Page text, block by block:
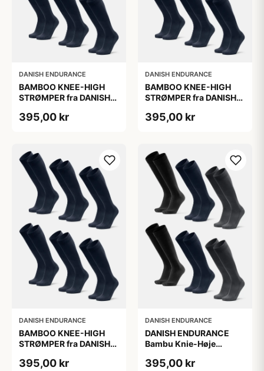
DANISH ENDURANCE
BAMBOO KNEE-HIGH
STRØMPER fra DANISH
6-Pak, Knæhøj, Bambus,
OEKO-TEX® STANDARD
100 cert.
395,00 kr
DANISH ENDURANCE
BAMBOO KNEE-HIGH
STRØMPER fra DANISH
6-Pak, Knæhøj, Bambus,
OEKO-TEX® STANDARD
100 cert.
395,00 kr
DANISH ENDURANCE
BAMBOO KNEE-HIGH
STRØMPER fra DANISH
6-Pak, Knæhøj, Bambus,
395,00 kr
DANISH ENDURANCE
DANISH ENDURANCE
Bambu Knie-Høje
Navy Blå, 6-Pak
395,00 kr